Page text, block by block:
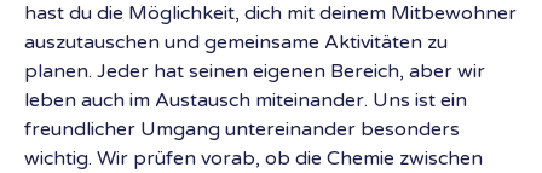
hast du die Möglichkeit, dich mit deinem Mitbewohner
auszutauschen und gemeinsame Aktivitäten zu
planen. Jeder hat seinen eigenen Bereich, aber wir
leben auch im Austausch miteinander. Uns ist ein
freundlicher Umgang untereinander besonders
wichtig. Wir prüfen vorab, ob die Chemie zwischen